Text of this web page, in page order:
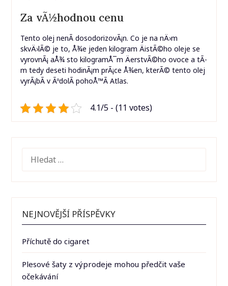
Za vÃ½hodnou cenu
Tento olej nenÃ­ dosodorizovÃ¡n. Co je na nÄ›m
skvÄ›lÃ© je to, Å¾e jeden kilogram ÄistÃ©ho oleje se
vyrovnÃ¡ aÅ¾ sto kilogramÅ¯m ÄerstvÃ©ho ovoce a tÃ­
m tedy deseti hodinÃ¡m prÃ¡ce Å¾en, kterÃ© tento olej
vyrÃ¡bÃ­ v ÃºdolÃ­ pohoÅ™Ã­ Atlas.
4.1/5 - (11 votes)
NEJNOVĚJŠÍ PŘÍSPĚVKY
Příchutě do cigaret
Plesové šaty z výprodeje mohou předčit vaše
očekávání